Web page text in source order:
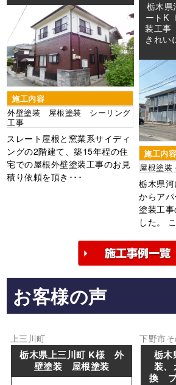
施工内容
外壁塗装 屋根塗装 シーリング
工事
スレート屋根と窯業系サイディ
ングの2階建て、築15年程の住
宅での屋根外壁塗装工事のお見
積り依頼を頂き･･･
栃木県
ートK
装工事
きれい
施工内容
屋根塗装
栃木県
からア
塗装工
した。
お客様の声
上三川町
栃木県上三川町 K様 外
壁塗装 屋根塗装
下野市
栃
装、
換 プ